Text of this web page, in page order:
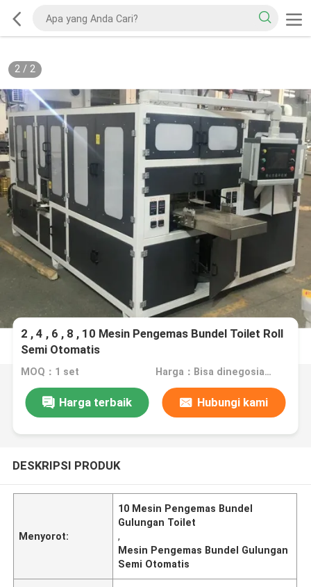
2/ 2
2 , 4 , 6 , 8 , 10 Mesin Pengemas Bundel Toilet Roll
Semi Otomatis
MOQ：1 set Harga：Bisa dinegosiasikan
Harga terbaik Hubungi kami
DESKRIPSI PRODUK
Menyorot:
10 Mesin Pengemas Bundel
Gulungan Toilet
,
Mesin Pengemas Bundel Gulungan
Semi Otomatis